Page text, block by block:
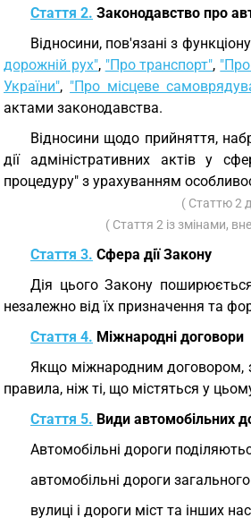
Стаття 2. Законодавство про
Відносини, пов'язані з
дорожній рух", "Про транспорт",
України", "Про місцеве
актами законодавства.
Відносини щодо прийняття,
дії адміністративних актів у
процедуру" з урахуванням
( Статтю 2
( Стаття 2 із змінами,
Стаття 3. Сфера дії Закону
Дія цього Закону
незалежно від їх призначення та
Стаття 4. Міжнародні договори
Якщо міжнародним договором,
правила, ніж ті, що містяться у
Стаття 5. Види автомобільних
Автомобільні дороги
автомобільні дороги
вулиці і дороги міст та інших